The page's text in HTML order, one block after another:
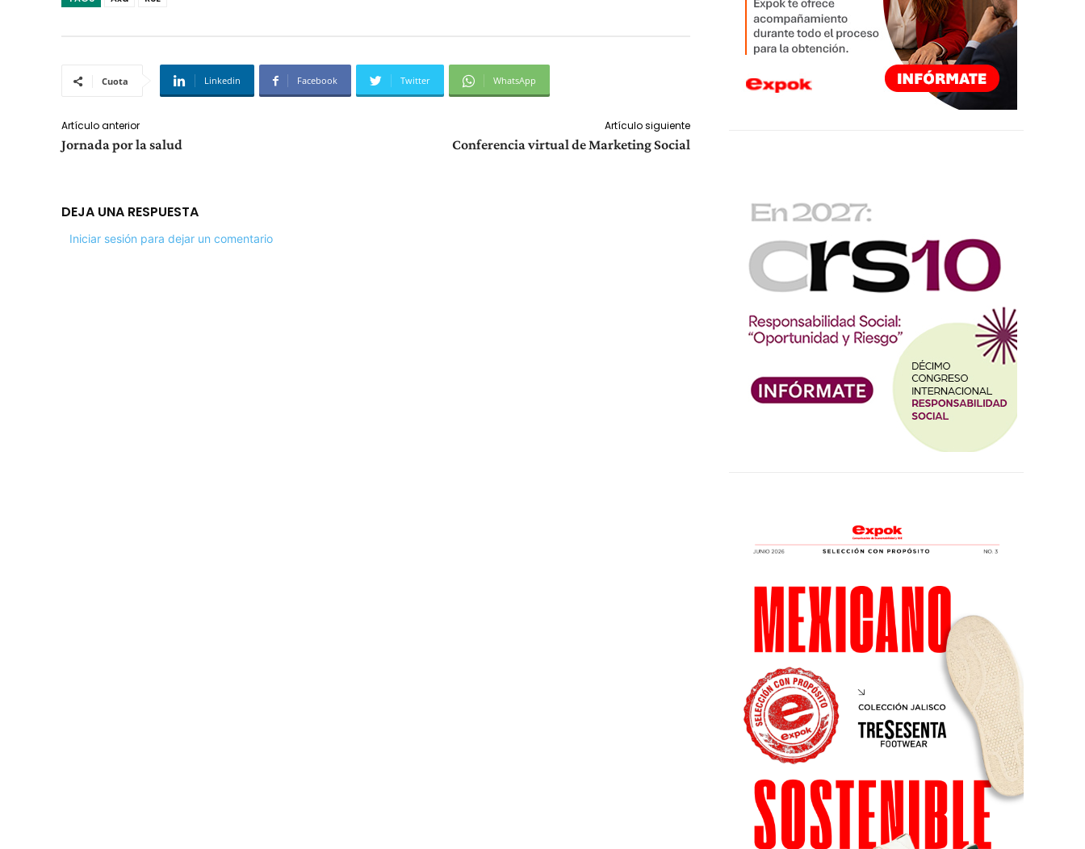
Cuota Linkedin Facebook Twitter WhatsApp
Artículo anterior
Jornada por la salud
Artículo siguiente
Conferencia virtual de Marketing Social
DEJA UNA RESPUESTA
Iniciar sesión para dejar un comentario